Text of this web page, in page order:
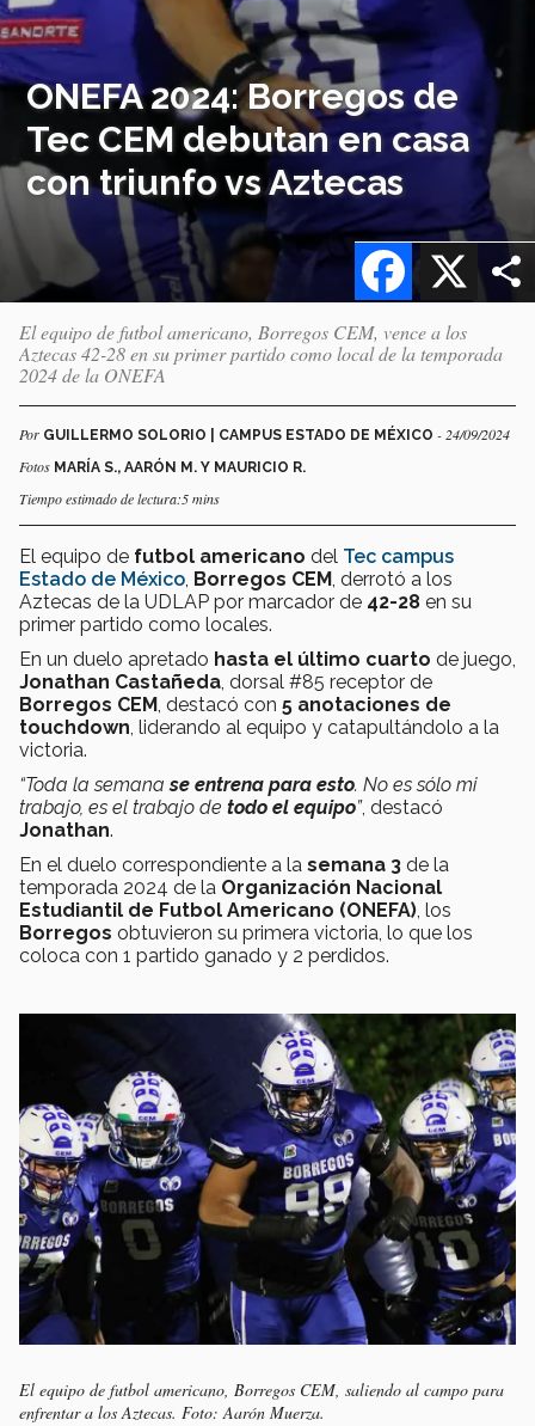
ONEFA 2024: Borregos de
Tec CEM debutan en casa
con triunfo vs Aztecas
X
Facebook
El equipo de futbol americano, Borregos CEM, vence a los
Aztecas 42-28 en su primer partido como local de la temporada
2024 de la ONEFA
Por GUILLERMO SOLORIO | CAMPUS ESTADO DE MÉXICO - 24/09/2024
Fotos MARÍA S., AARÓN M. Y MAURICIO R.
Tiempo estimado de lectura:5 mins
El equipo de futbol americano del Tec campus
Estado de México Borregos CEM , derrotó a los
Aztecas de la UDLAP por marcador de 42-28 en su
primer partido como locales.
En un duelo apretado hasta el último cuarto de juego,
Jonathan Castañeda , dorsal #85 receptor de
Borregos CEM , destacó con 5 anotaciones de
touchdown , liderando al equipo y catapultándolo a la
victoria.
“Toda la semanase entrena para esto. No es sólo mi
trabajo, es el trabajo de todo el equipo”, destacó
Jonathan.
En el duelo correspondiente a la semana 3 de la
temporada 2024 de la Organización Nacional
Estudiantil de Futbol Americano (ONEFA) , los
Borregos obtuvieron su primera victoria, lo que los
coloca con 1 partido ganado y 2 perdidos.
El equipo de futbol americano, Borregos CEM, saliendo al campo para
enfrentar a los Aztecas. Foto: Aarón Muerza.